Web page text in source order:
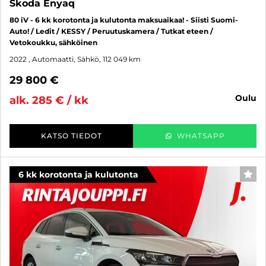
Skoda Enyaq
80 iV - 6 kk korotonta ja kulutonta maksuaikaa! - Siisti Suomi-
Auto! / Ledit / KESSY / Peruutuskamera / Tutkat eteen /
Vetokoukku, sähköinen
2022 , Automaatti, Sähkö, 112 049 km
29 800 €
alk. 285 € / kk
oulu
KATSO TIEDOT WHATSAPP
6 kk korotonta ja kulutonta